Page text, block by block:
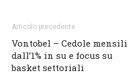
Articolo precedente
Vontobel – Cedole mensili
dall’1% in su e focus su
basket settoriali